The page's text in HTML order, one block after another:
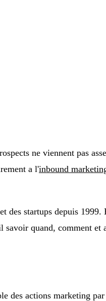
ne viennent pas
a l'inbound
des startups depuis
quand, comment
des actions marketing